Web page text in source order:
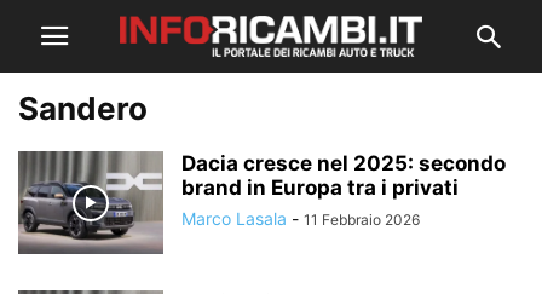
Sandero
Dacia cresce nel 2025: secondo
brand in Europa tra i privati
Marco Lasala - 11 Febbraio 2026